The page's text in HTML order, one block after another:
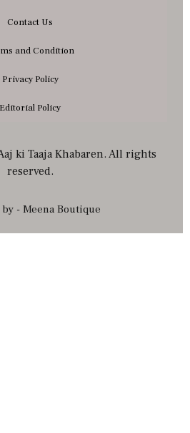
Contact Us
and Condition
Privacy Policy
Editorial Policy
ki Taaja Khabaren. All rights
reserved.
by - Meena Boutique